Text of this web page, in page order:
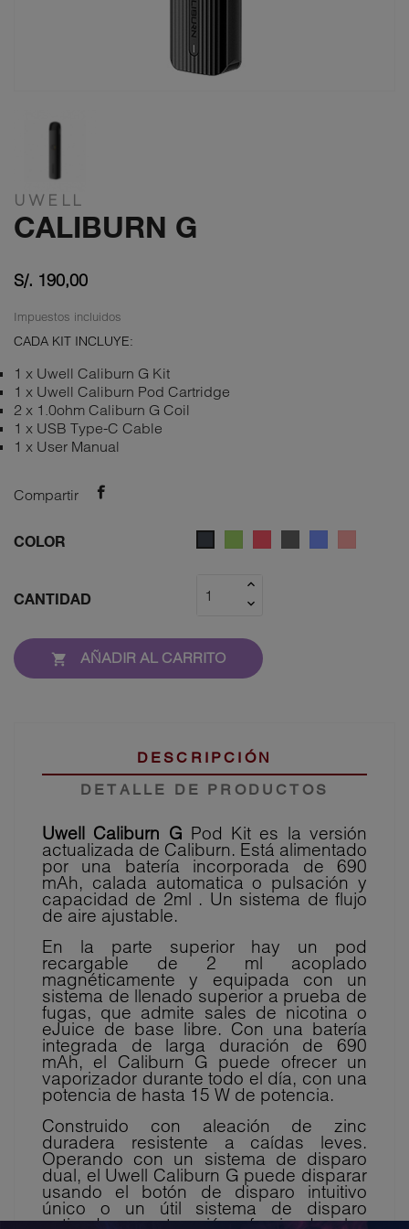
UWELL
CALIBURN G
S/. 190,00
Impuestos incluidos
CADA KIT INCLUYE:
1 x Uwell Caliburn G Kit
1 x Uwell Caliburn Pod Cartridge
2 x 1.0ohm Caliburn G Coil
1 x USB Type-C Cable
1 x User Manual
Compartir
COLOR
CANTIDAD
 AÑADIR AL CARRITO
DESCRIPCIÓN
DETALLE DE PRODUCTOS
Uwell Caliburn G Pod Kit es la versión
actualizada de Caliburn. Está alimentado
por una batería incorporada de 690
mAh, calada automatica o pulsación y
capacidad de 2ml . Un sistema de flujo
de aire ajustable.
En la parte superior hay un pod
recargable de 2 ml acoplado
magnéticamente y equipada con un
sistema de llenado superior a prueba de
fugas, que admite sales de nicotina o
eJuice de base libre. Con una batería
integrada de larga duración de 690
mAh, el Caliburn G puede ofrecer un
vaporizador durante todo el día, con una
potencia de hasta 15 W de potencia.
Construido con aleación de zinc
duradera resistente a caídas leves.
Operando con un sistema de disparo
dual, el Uwell Caliburn G puede disparar
usando el botón de disparo intuitivo
único o un útil sistema de disparo
activado por extracción, ofreciendo a los